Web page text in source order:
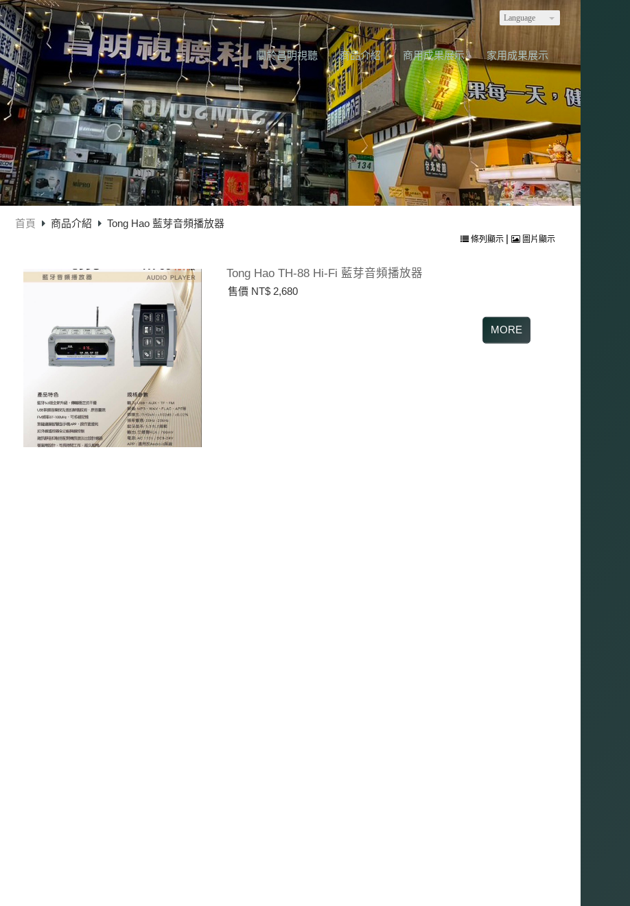
Language
關於昌明視聽 商品介紹 商用成果展示 家用成果展示
首頁 商品介紹 Tong Hao 藍芽音頻播放器
條列顯示 | 圖片顯示
Tong Hao TH-88 Hi-Fi 藍芽音頻播放器
售價 NT$ 2,680